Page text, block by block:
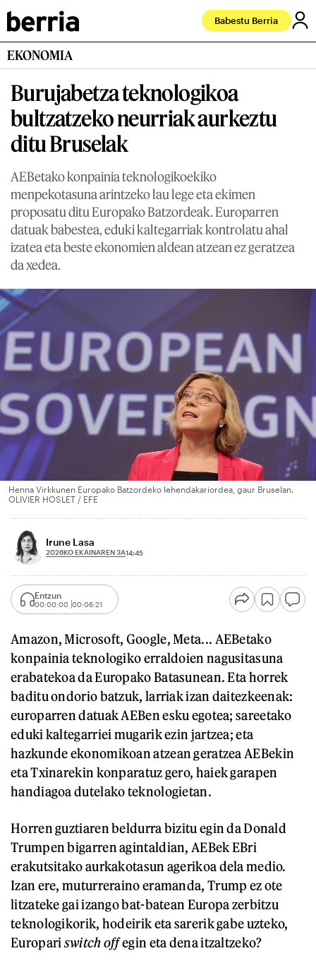
Babestu Berria
EKONOMIA
Burujabetza teknologikoa
bultzatzeko neurriak aurkeztu
ditu Bruselak
AEBetako konpainia teknologikoekiko
menpekotasuna arintzeko lau lege eta ekimen
proposatu ditu Europako Batzordeak. Europarren
datuak babestea, eduki kaltegarriak kontrolatu ahal
izatea eta beste ekonomien aldean atzean ez geratzea
da xedea.
Henna Virkkunen Europako Batzordeko lehendakariordea, gaur Bruselan.
OLIVIER HOSLET / EFE
Irune Lasa
2026KO EKAINAREN 3A14:45
Entzun
00:00:00 00:06:21
Amazon, Microsoft, Google, Meta... AEBetako
konpainia teknologiko erraldoien nagusitasuna
erabatekoa da Europako Batasunean. Eta horrek
baditu ondorio batzuk, larriak izan daitezkeenak:
europarren datuak AEBen esku egotea; sareetako
eduki kaltegarriei mugarik ezin jartzea; eta
hazkunde ekonomikoan atzean geratzea AEBekin
eta Txinarekin konparatuz gero, haiek garapen
handiagoa dutelako teknologietan.
Horren guztiaren beldurra bizitu egin da Donald
Trumpen bigarren agintaldian, AEBek EBri
erakutsitako aurkakotasun agerikoa dela medio.
Izan ere, muturreraino eramanda, Trump ez ote
litzateke gai izango bat-batean Europa zerbitzu
teknologikorik, hodeirik eta sarerik gabe uzteko,
Europari switch offegin eta dena itzaltzeko?